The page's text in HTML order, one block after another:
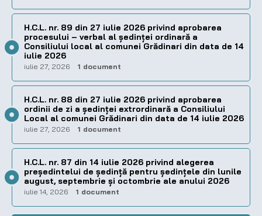
H.C.L. nr. 89 din 27 iulie 2026 privind aprobarea
procesului – verbal al şedinţei ordinară a
Consiliului local al comunei Grădinari din data de 14
iulie 2026
iulie 27, 2026 1 document
H.C.L. nr. 88 din 27 iulie 2026 privind aprobarea
ordinii de zi a şedinţei extrordinară a Consiliului
Local al comunei Grădinari din data de 14 iulie 2026
iulie 27, 2026 1 document
H.C.L. nr. 87 din 14 iulie 2026 privind alegerea
preşedintelui de şedinţă pentru ședințele din lunile
august, septembrie și octombrie ale anului 2026
iulie 14, 2026 1 document